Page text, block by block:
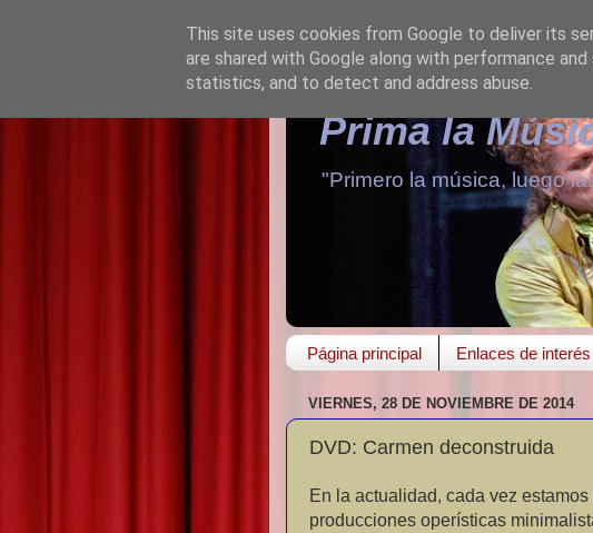
Prima la
"Primero la música, luego
Página principal Enlaces de interés
VIERNES, 28 DE NOVIEMBRE DE 2014
DVD: Carmen deconstruida
En la actualidad, cada vez
producciones operísticas
This site uses cookies from Google to deliver its
are shared with Google along with performance
statistics, and to detect and address abuse.